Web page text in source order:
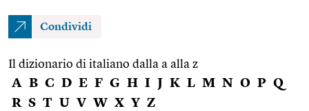
Condividi
Il dizionario di italiano dalla a alla z
A B C D E F G H I J K L M N O P Q
R S T U V W X Y Z